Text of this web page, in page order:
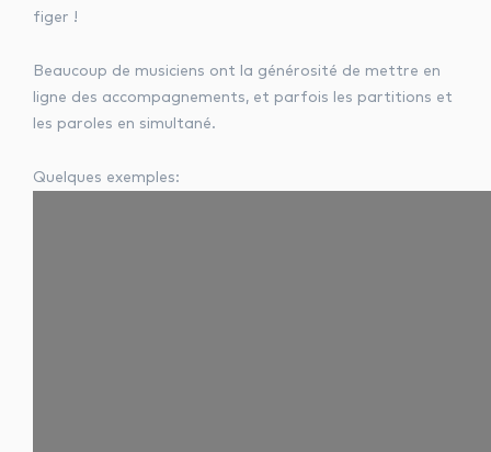
figer !
Beaucoup de musiciens ont la générosité de mettre en
ligne des accompagnements, et parfois les partitions et
les paroles en simultané.
Quelques exemples: